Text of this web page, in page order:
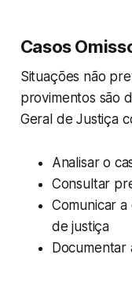
Casos
Situações não
provimentos são
Geral de Justiça
Analisar o
Consultar
Comunicar
de justiça
Documentar